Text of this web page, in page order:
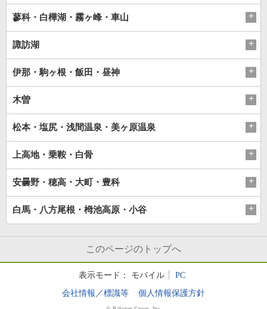
蓼科・白樺湖・霧ヶ峰・車山
諏訪湖
伊那・駒ヶ根・飯田・昼神
木曽
松本・塩尻・浅間温泉・美ヶ原温泉
上高地・乗鞍・白骨
安曇野・穂高・大町・豊科
白馬・八方尾根・栂池高原・小谷
このページのトップへ
表示モード： モバイル
PC
会社情報／標識等
個人情報保護方針